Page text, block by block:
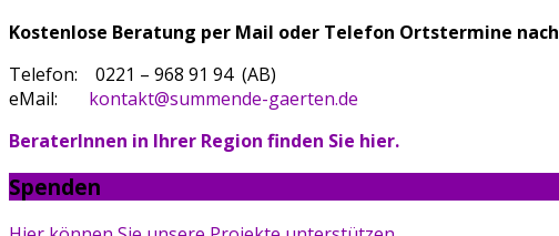
Kostenlose Beratung per Mail oder Telefon Ortstermine
Telefon: 0221 – 968 91 94 (AB)
eMail: kontakt@summende-gaerten.de
BeraterInnen in Ihrer Region finden Sie hier.
Spenden